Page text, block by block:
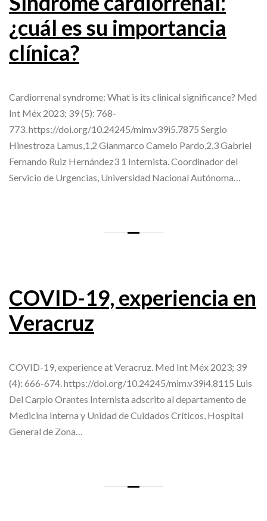
¿cuál es su importancia
clínica?
Cardiorrenal syndrome: What is its clinical significance? Med
Int Méx 2023; 39 (5): 768-
773. https://doi.org/10.24245/mim.v39i5.7875 Sergio
Hinestroza Lamus,1,2 Gianmarco Camelo Pardo,2,3 Gabriel
Fernando Ruiz Hernández3 1 Internista. Coordinador del
Servicio de Urgencias, Universidad Nacional Autónoma…
COVID-19, experiencia en
Veracruz
COVID-19, experience at Veracruz. Med Int Méx 2023; 39
(4): 666-674. https://doi.org/10.24245/mim.v39i4.8115 Luis
Del Carpio Orantes Internista adscrito al departamento de
Medicina Interna y Unidad de Cuidados Críticos, Hospital
General de Zona…